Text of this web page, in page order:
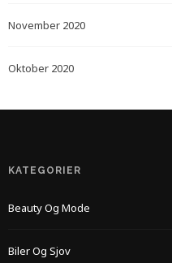
November 2020
Oktober 2020
KATEGORIER
Beauty Og Mode
Biler Og Sjov